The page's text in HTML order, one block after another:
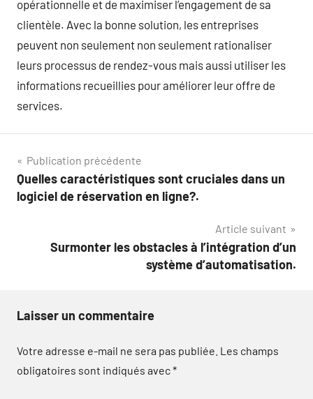
opérationnelle et de maximiser l’engagement de sa
clientèle. Avec la bonne solution, les entreprises
peuvent non seulement non seulement rationaliser
leurs processus de rendez-vous mais aussi utiliser les
informations recueillies pour améliorer leur offre de
services.
Navigation
de
Publication précédente
Quelles caractéristiques sont cruciales dans un
logiciel de réservation en ligne?.
Article suivant
Surmonter les obstacles à l’intégration d’un
système d’automatisation.
Laisser un commentaire
Votre adresse e-mail ne sera pas publiée. Les champs
obligatoires sont indiqués avec*